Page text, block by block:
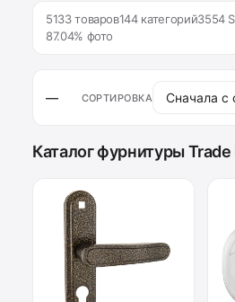
5133 товаров144 категорий3554
87.04% фото
— СОРТИРОВКА
Каталог фурнитуры Trade